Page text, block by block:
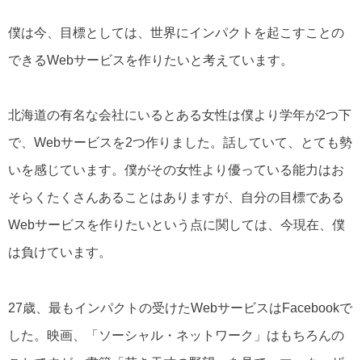
僕は今、目標としては、世界にインパクトを起こすことの
できるWebサービスを作りたいと考えています。
北海道の有名な会社にいるとある女性は僕より学年が2つ下
で、Webサービスを2つ作りました。話していて、とても勢
いを感じています。僕がその女性より優っている能力はお
そらくたくさんあることはありますが、自分の目標である
Webサービスを作りたいという点に関しては、今現在、僕
は負けています。
27歳、最もインパクトの受けたWebサービスはFacebookで
した。映画、「ソーシャル・ネットワーク」はもちろんの